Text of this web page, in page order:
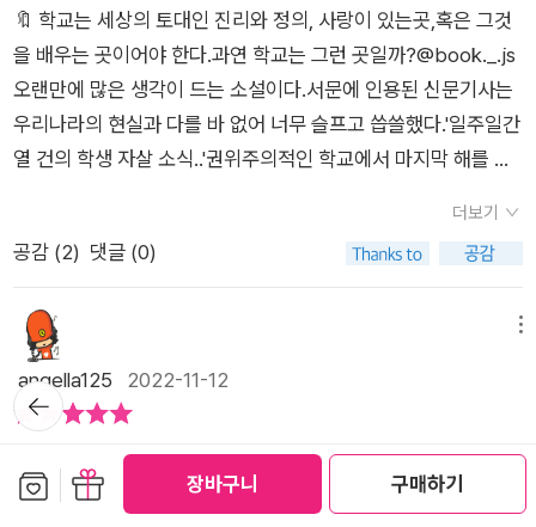
장바구니 구매하기
찾아내서라도 반드시.입시의 실패가 대역죄이자 사형선고이며
교수대라고 표현하는 게르버는 자신을 저항하지 않고 순순히 마
치에 매인 말에 비유한다. 게르버의 마지막 선택은 입학 시험의
당락 여부와 관계없이 앞으로 살아갈 인생 자체가 지금과 크게 달
라지지 않을 것 같았기 때문이 아닐까. 입시에 치이고 짝사랑에
방황하는 청춘 소설이라고 하기에는 이 소설은, 너무나 비극적이
고 사실적이다.
달랐으며, 졸업시험이 곧 학생들의 미래와 엮여 있었기 때문에,그
결정권을 가진 이들의 보이지 않는 힘은 무시할 수 없었다.학생들
은 낙제생이 되는 것을 죽음보다 두려워한다.소설은 독일-오스트
리아 사회에서 생겨나는 그들의 이야기를 다루고 있었다. 게르거
와 쿠퍼선생의 보이지 않는 긴장감, 그 주면 아이들이 보여주는
게르거가 가지고 있는 무언의 압박과 억압이 그대로 느껴지고 있
으며, 상대적으로 쿠퍼 선생은 게르거를 농락할 수 있는 충분한
조건과 상황이 있었다. 한 학급에 32명의 학생이 있었으며 ,그중
에 한 학생이 게르거 였다. 수업 시간에 딴청을 피우고 싶어도, 쿠
퍼 교수로 인해 그럴 수 없었다. 다른 아이들도 마찬가지 상황이
었다. 쿠퍼선생의 말 한마디, 지적 사항 하나하나가 졸업시험과
연결되고 있었기 때문이다. 지금처럼 선생님이나 교수님이 중립
적인 입장을 취하는 것이 아니라, 그 때엔 오스트리아 사회의 교
수는 무언가를 결정할 수 있는 면접관이나 다름 없었다. 그 와중
렇지 않다고 말한다. 과연 이 이야기의 끝은 우리를 어디로 데려
가려는 것일까?<게르버>는 교수라는 직위 또한 도장찍힌 종이
로 인정된 바이니 학생의 앞날을 종이 한장으로 위협하는 권위적
인 협박은 옳지않은 일이라 말한다. 모든 학생이 세상을 바꿀 순
없지만 수많은 인생길의 막다른 골목에서 구해줘야 하는 것이 바
로 교수의 역할이라고... 낙제로 위협하며 자신에게 굴복시키는
도구가 아님을 간절히 그리고 쉬지않고 외쳐대는 심리책이었다.​
게르버>...​ 어쩌면 우리의 인생은 찰나의 시간일 수 있다. 청소년
시기의 찬란한 빛을 어둠으로 치닫게 만드는 게르버는 학업에 심
리적 압박을 경험한 청소년들에게 추천하고 싶다. 찰나의 순간을
견뎌내면 희망을 볼 수 있다는 걸 믿어 의심치않도록...
의문이 들었다. 적당히 학교에서 일탈을 한다거나 학교에 대한 불
만을 가지고 살아가는 청소년처럼 말이다. 아마 대한민국에서도
게르버와 비슷한 생각을 가진 청소년이 많을 것 같다는 생각이 들
었다. 오히려 게르버는 평범한 인물이었다.​반면 선생님인 쿠퍼에
대해 불만을 가지면서 읽게 되었는데 어떻게 보면 괴짜라는 선에
지위를 이용해 학생을 괴롭히는 악질이라는 생각이 들었다. 낙제
를 줄 수 있다는 이유만으로 마음에 들지 않을 때 낙제를 외친다
거나 갑자기 문제를 잘 푸는 학생을 자신 권위에 대한 도전으로
인식해 수업 시간이 끝날 때까지 관련 질문을 하는 등 도저히 선
생님이라는 생각이 들지 않았다. 그런 선생님이라면 인권위에 신
고를 하고 싶을 정도였다.​게르버의 사랑 이야기가 인상적이었는
데 주위 사람들이 성관계 등의 육체적인 사랑에 대해 논할 때 게
르버는 성애적인 감정을 느끼면서도 리자와 육체적인 사랑에 거
리를 두고자 노력한다. 여러 남자와 관계를 맺는 리자의 모습을
가 있을 수 있고 혹여 그것을 아는체 지적하고 바로 잡으려다가
사사건건 교사와 부딪혀 학교를 그만 둔 친구도 있었다. 항상 수
업준비에 철저해서 교과서 이외의 것까지 공부해 오던 친구는 교
사들에게 밉보이기 딱 좋은 조건을 갖추었다. 이 책에 나오는 게
르버처럼...특히 책에서 시종일관 거론되는 쿠퍼교수와 게르버의
대립은 막상막하이다. 물론 쿠퍼교수의 지식적 함량은 높이 사고
싶지만 인간적인 부분에서 그는 완전 바닥이었다. 학생들 위에서
보다 자신은 더 완벽하게 많이 알아야 하고 그렇게 하기위해 쿠퍼
교수는 지나칠 정도로 지식에 집착하고 스스로 완벽하기를 요구
한다. 이것이 유지되어야 스스로 학생 위에 군림할 수 있기 때문
이다.똑똑하지만 성실하지는 않은 게르버, 그의 신념은 기본부터
오류가 있다. 수업에 대해 미리 준비하고 알려주지도 않은 도구를
챙겨오는 사람은 아첨꾼이며 성적을 잘 받기위해 노력하는 사람
을 경멸한다. 스스로 생각해 학생들이 지켜야할 규율이 불합리하
🔖 학교는 세상의 토대인 진리와 정의, 사랑이 있는곳,혹은 그것
을 배우는 곳이어야 한다.과연 학교는 그런 곳일까?@book._.js
오랜만에 많은 생각이 드는 소설이다.서문에 인용된 신문기사는
우리나라의 현실과 다를 바 없어 너무 슬프고 씁쓸했다.'일주일간
열 건의 학생 자살 소식..'권위주의적인 학교에서 마지막 해를 보
에 반발심이 들면서도 점차 순종적으로 변하고, 화풀이가 명백한
교수의 부당한 처우에도 친구의 아픔을 외면하고,그런 본인의 모
수록 게르버의 졸업시험에 대한 압박을 적나라하게 묘사한다.그
가쁜 호흡을 따라가며 나도 같이 숨이 막히는 경험을 했다.나에게
는 십년도 더 된 수험생의 이야기라 잊고 있던 그 숨막히던 생활
수능이 세상의 전부같고, 목표 같던 그 시기마치 수능에 실패하면
#세상이 #끝날 것 같고#가치없는 사람이라고 못박히는 것 같던
그 기분.나유진 작가님이 웹툰 #웅크 에서 이야기 하신 것처럼'생
더보기
공감 (2) 댓글 (0)
angella125 2022-11-12
다른 무엇보다 나치 정부가 ' 사제의 문제를 증오심에 가득 찬 왜
곡된 형태로 그린 소설 ' 로 판정해 금서가 된 작품이라는 점이 굉
뒤로가
기